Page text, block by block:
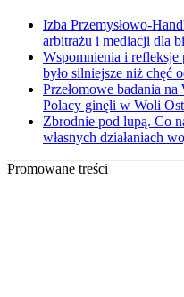
Izba Przemysłowo-
arbitrażu i mediacji dla
Wspomnienia i refleksje
było silniejsze niż chęć
Przełomowe badania
Polacy ginęli w Woli
Zbrodnie pod lupą. Co
własnych działaniach
Promowane treści